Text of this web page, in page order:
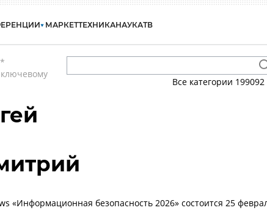
МАРКЕТТЕХНИКАНАУКАТВ
*
Все категории 199092
«Информационная безопасность 2026» состоится 25